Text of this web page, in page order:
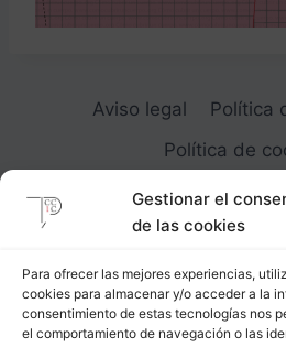
Gestionar el
de las cookies
Para ofrecer las mejores experiencias,
cookies para almacenar y/o acceder a la
consentimiento de estas tecnologías nos
el comportamiento de navegación o las
Aviso legal
Política
Política de
Carrer
08036 -